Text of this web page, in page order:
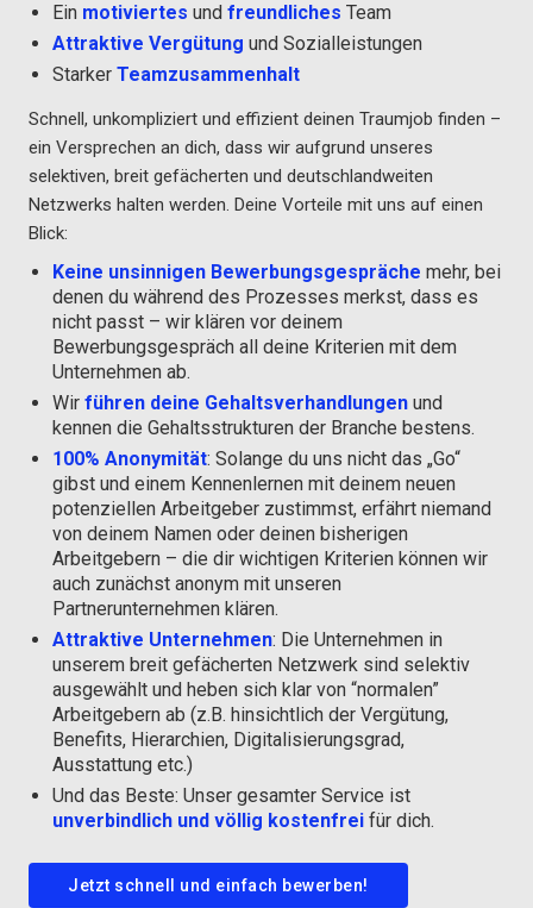
Ein motiviertes und freundliches Team
Attraktive Vergütung und Sozialleistungen
Starker Teamzusammenhalt
Schnell, unkompliziert und effizient deinen Traumjob finden –
ein Versprechen an dich, dass wir aufgrund unseres
selektiven, breit gefächerten und deutschlandweiten
Netzwerks halten werden. Deine Vorteile mit uns auf einen
Blick:
Keine unsinnigen Bewerbungsgespräche mehr, bei
denen du während des Prozesses merkst, dass es
nicht passt – wir klären vor deinem
Bewerbungsgespräch all deine Kriterien mit dem
Unternehmen ab.
Wir führen deine Gehaltsverhandlungenund
kennen die Gehaltsstrukturen der Branche bestens.
100% Anonymität: Solange du uns nicht das „Go“
gibst und einem Kennenlernen mit deinem neuen
potenziellen Arbeitgeber zustimmst, erfährt niemand
von deinem Namen oder deinen bisherigen
Arbeitgebern – die dir wichtigen Kriterien können wir
auch zunächst anonym mit unseren
Partnerunternehmen klären.
Attraktive Unternehmen: Die Unternehmen in
unserem breit gefächerten Netzwerk sind selektiv
ausgewählt und heben sich klar von “normalen”
Arbeitgebern ab (z.B. hinsichtlich der Vergütung,
Benefits, Hierarchien, Digitalisierungsgrad,
Ausstattung etc.)
Und das Beste: Unser gesamter Service ist
unverbindlich und völlig kostenfreifür dich.
Jetzt schnell und einfach bewerben!